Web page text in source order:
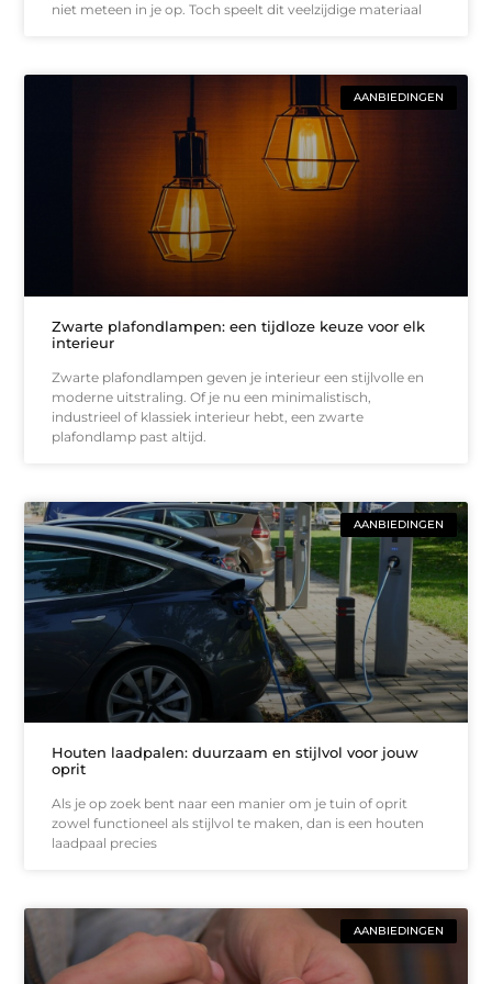
niet meteen in je op. Toch speelt dit veelzijdige materiaal
AANBIEDINGEN
Zwarte plafondlampen: een tijdloze keuze voor elk
interieur
Zwarte plafondlampen geven je interieur een stijlvolle en
moderne uitstraling. Of je nu een minimalistisch,
industrieel of klassiek interieur hebt, een zwarte
plafondlamp past altijd.
AANBIEDINGEN
Houten laadpalen: duurzaam en stijlvol voor jouw
oprit
Als je op zoek bent naar een manier om je tuin of oprit
zowel functioneel als stijlvol te maken, dan is een houten
laadpaal precies
AANBIEDINGEN